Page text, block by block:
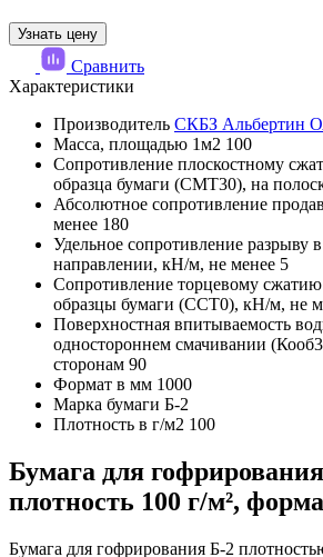
Узнать цену
Сравнить
Характеристики
Производитель СКБЗ Альбертин
Масса, площадью 1м2 100
Сопротивление плоскостному
образца бумаги (СМТ30), на
Абсолютное сопротивление
менее 180
Удельное сопротивление разрыву
направлении, кН/м, не менее 5
Сопротивление торцевому
образцы бумаги (ССТ0), кН/м, не
Поверхностная впитываемость
одностороннем смачивании
сторонам 90
Формат в мм 1000
Марка бумаги Б-2
Плотность в г/м2 100
Бумага для
плотность 100 г/м²,
Бумага для гофрирования Б-2